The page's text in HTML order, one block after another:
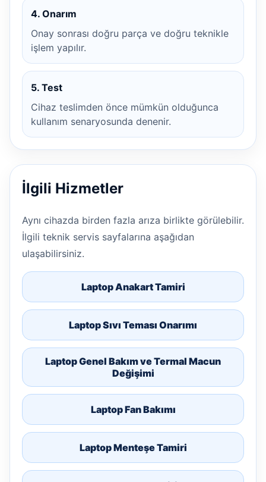
4. Onarım
Onay sonrası doğru parça ve doğru teknikle
işlem yapılır.
5. Test
Cihaz teslimden önce mümkün olduğunca
kullanım senaryosunda denenir.
İlgili Hizmetler
Aynı cihazda birden fazla arıza birlikte görülebilir.
İlgili teknik servis sayfalarına aşağıdan
ulaşabilirsiniz.
Laptop Anakart Tamiri
Laptop Sıvı Teması Onarımı
Laptop Genel Bakım ve Termal Macun
Değişimi
Laptop Fan Bakımı
Laptop Menteşe Tamiri